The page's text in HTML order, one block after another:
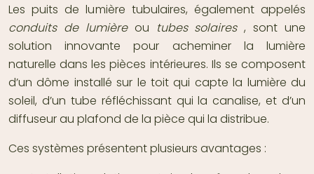
Les puits de lumière tubulaires, également appelés
conduits de lumière ou tubes solaires, sont une
solution innovante pour acheminer la lumière
naturelle dans les pièces intérieures. Ils se composent
d’un dôme installé sur le toit qui capte la lumière du
soleil, d’un tube réfléchissant qui la canalise, et d’un
diffuseur au plafond de la pièce qui la distribue.
Ces systèmes présentent plusieurs avantages :